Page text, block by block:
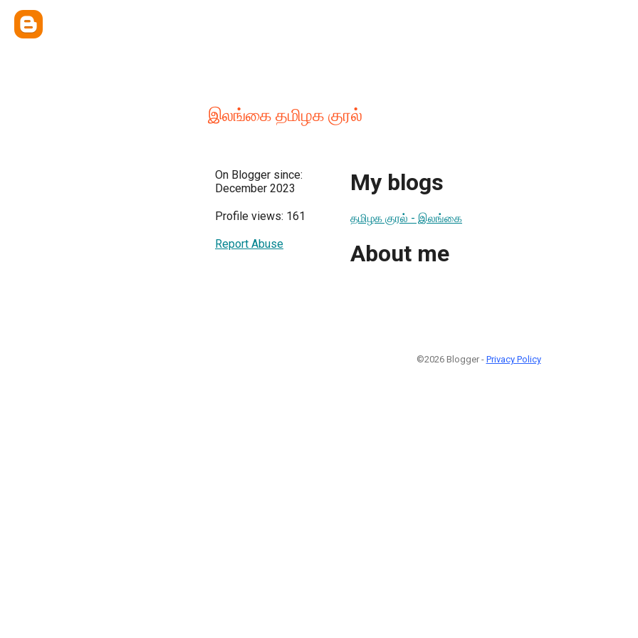
இலங்கை தமிழக குரல்
On Blogger since:
December 2023
Profile views: 161
Report Abuse
My blogs
தமிழக குரல் - இலங்கை
About me
©2026 Blogger - Privacy Policy